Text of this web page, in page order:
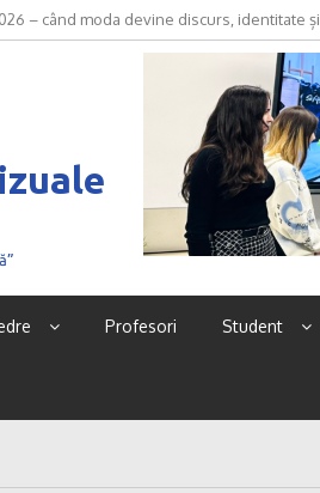
– când moda devine discurs, identitate și
Profesori Student